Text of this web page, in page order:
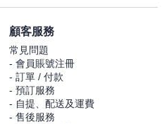
顧客服務
常見問題
- 會員賬號注冊
- 訂單 / 付款
- 預訂服務
- 自提、配送及運費
- 售後服務